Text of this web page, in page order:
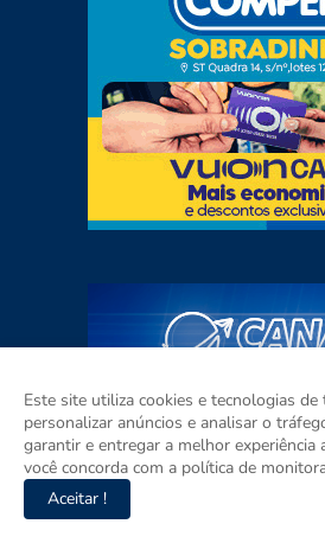
Este site utiliza cookies e tecnologias de
personalizar anúncios e analisar o
garantir e entregar a melhor experiência
você concorda com a política de
Aceitar !